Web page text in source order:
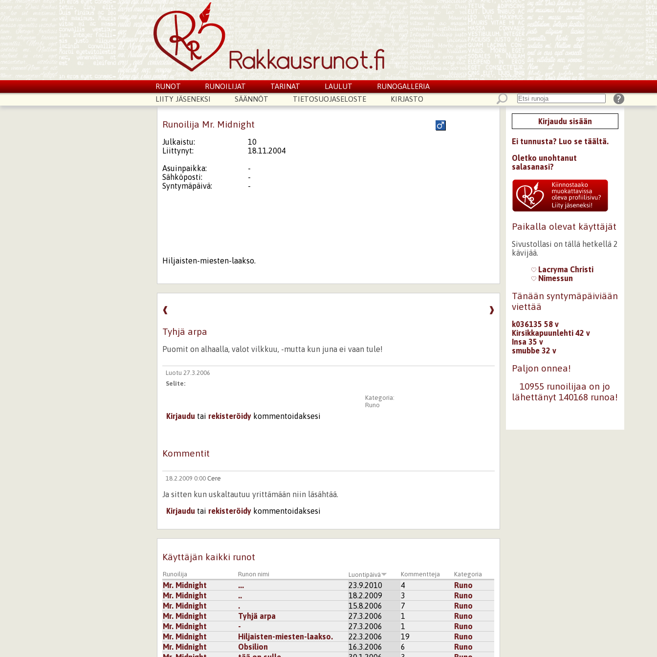
RUNOT RUNOILIJAT TARINAT LAULUT
RUNOGALLERIA
LIITY JÄSENEKSI
SÄÄNNÖT TIETOSUOJASELOSTE KIRJASTO
Runoilija Mr. Midnight
Julkaistu:
10
Liittynyt:
18.11.2004
Asuinpaikka:
-
Sähköposti:
-
Syntymäpäivä:
-
Hiljaisten-miesten-laakso.
❱
❰
Tyhjä arpa
Puomit on alhaalla, valot vilkkuu, -mutta kun juna ei vaan tule!
Luotu 27.3.2006
Selite:
Kategoria:
Runo
Kirjaudu tai rekisteröidy kommentoidaksesi
Kommentit
18.2.2009 0:00 Cere
Ja sitten kun uskaltautuu yrittämään niin läsähtää.
Kirjaudu tai rekisteröidy kommentoidaksesi
Käyttäjän kaikki runot
Runoilija Runon nimi Luontipäivä Kommentteja Kategoria
Mr. Midnight ... 23.9.2010 4
Runo
Mr. Midnight
.. 18.2.2009 3
Runo
Mr. Midnight
. 15.8.2006 7
Runo
Mr. Midnight
Tyhjä arpa 27.3.2006 1
Runo
Mr. Midnight
- 27.3.2006 1
Runo
Mr. Midnight
Hiljaisten-miesten-laakso. 22.3.2006 19
Runo
Mr. Midnight
Obsilion 16.3.2006 6
Runo
Kirjaudu sisään
Ei tunnusta? Luo se täältä.
Oletko unohtanut
salasanasi?
Paikalla olevat käyttäjät
Sivustollasi on tällä hetkellä 2
kävijää.
Lacryma Christi
Nimessun
Tänään syntymäpäiviään
viettää
k036135 58 v
Kirsikkapuunlehti 42 v
Insa 35 v
smubbe 32 v
Paljon onnea!
10955 runoilijaa on jo
lähettänyt 140168 runoa!